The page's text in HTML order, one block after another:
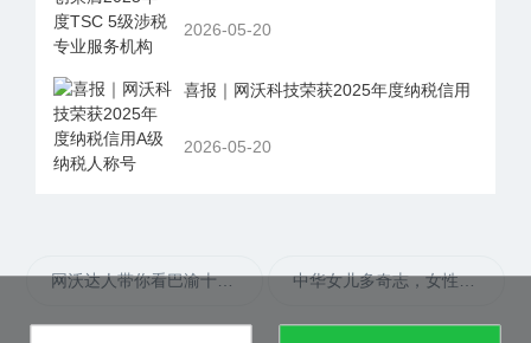
2026-05-20
喜报｜网沃科技荣获2025年度纳税信用
2026-05-20
网沃达人带你看巴渝十二景：山城历史风物与新时代风貌相汇 中华女儿多奇志，女性撑起半边天！致敬伟大女性